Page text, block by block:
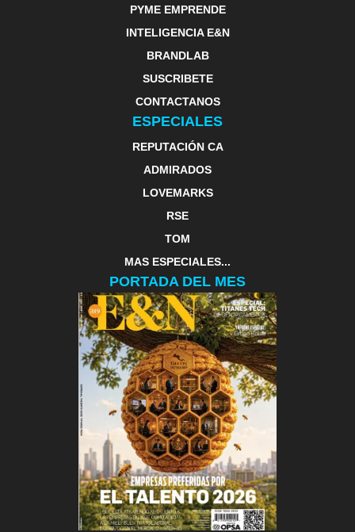
PYME EMPRENDE
INTELIGENCIA E&N
BRANDLAB
SUSCRIBETE
CONTACTANOS
ESPECIALES
REPUTACIÓN CA
ADMIRADOS
LOVEMARKS
RSE
TOM
MAS ESPECIALES...
PORTADA DEL MES